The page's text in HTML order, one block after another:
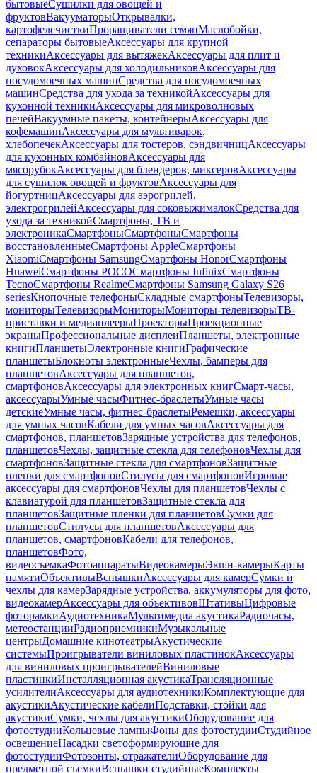
бытовыеСушилки для овощей и
фруктовВакууматорыОткрывалки,
картофелечисткиПроращиватели семянМаслобойки,
сепараторы бытовыеАксессуары для крупной
техникиАксессуары для вытяжекАксессуары для плит и
духовокАксессуары для холодильниковАксессуары для
посудомоечных машинСредства для посудомоечных
машинСредства для ухода за техникойАксессуары для
кухонной техникиАксессуары для микроволновых
печейВакуумные пакеты, контейнерыАксессуары для
кофемашинАксессуары для мультиварок,
хлебопечекАксессуары для тостеров, сэндвичницАксессуары
для кухонных комбайновАксессуары для
мясорубокАксессуары для блендеров, миксеровАксессуары
для сушилок овощей и фруктовАксессуары для
йогуртницАксессуары для аэрогрилей,
электрогрилейАксессуары для соковыжималокСредства для
ухода за техникойСмартфоны, ТВ и
электроникаСмартфоныСмартфоныСмартфоны
восстановленныеСмартфоны AppleСмартфоны
XiaomiСмартфоны SamsungСмартфоны HonorСмартфоны
HuaweiСмартфоны POCOСмартфоны InfinixСмартфоны
TecnoСмартфоны RealmeСмартфоны Samsung Galaxy S26
seriesКнопочные телефоныСкладные смартфоныТелевизоры,
мониторыТелевизорыМониторыМониторы-телевизорыТВ-
приставки и медиаплеерыПроекторыПроекционные
экраныПрофессиональные дисплеиПланшеты, электронные
книгиПланшетыЭлектронные книгиГрафические
планшетыБлокноты электронныеЧехлы, бамперы для
планшетовАксессуары для планшетов,
смартфоновАксессуары для электронных книгСмарт-часы,
аксессуарыУмные часыФитнес-браслетыУмные часы
детскиеУмные часы, фитнес-браслетыРемешки, аксессуары
для умных часовКабели для умных часовАксессуары для
смартфонов, планшетовЗарядные устройства для телефонов,
планшетовЧехлы, защитные стекла для телефоновЧехлы для
смартфоновЗащитные стекла для смартфоновЗащитные
пленки для смартфоновСтилусы для смартфоновИгровые
аксессуары для смартфоновЧехлы для планшетовЧехлы с
клавиатурой для планшетовЗащитные стекла для
планшетовЗащитные пленки для планшетовСумки для
планшетовСтилусы для планшетовАксессуары для
планшетов, смартфоновКабели для телефонов,
планшетовФото,
видеосъемкаФотоаппаратыВидеокамерыЭкшн-камерыКарты
памятиОбъективыВспышкиАксессуары для камерСумки и
чехлы для камерЗарядные устройства, аккумуляторы для фото,
видеокамерАксессуары для объективовШтативыЦифровые
фоторамкиАудиотехникаМультимедиа акустикаРадиочасы,
метеостанцииРадиоприемникиМузыкальные
центрыДомашние кинотеатрыАкустические
системыПроигрыватели виниловых пластинокАксессуары
для виниловых проигрывателейВиниловые
пластинкиИнсталляционная акустикаТрансляционные
усилителиАксессуары для аудиотехникиКомплектующие для
акустикиАкустические кабелиПодставки, стойки для
акустикиСумки, чехлы для акустикиОборудование для
фотостудииКольцевые лампыФоны для фотостудииСтудийное
освещениеНасадки светоформирующие для
фотостудииФотозонты, отражателиОборудование для
предметной съемкиВспышки студийныеКомплекты